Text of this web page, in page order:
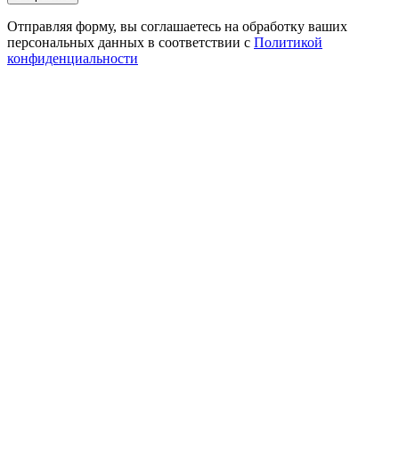
Отправляя форму, вы соглашаетесь на обработку ваших
персональных данных в соответствии с Политикой
конфиденциальности